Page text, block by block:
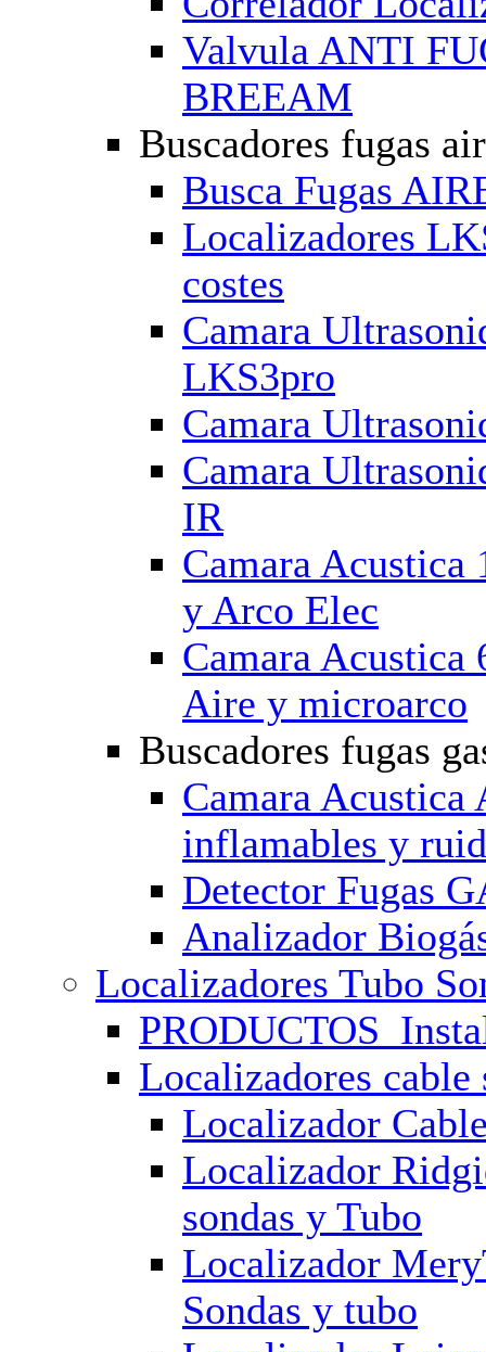
Valvula ANTI
BREEAM
Buscadores fugas
Busca Fugas
Localizadores
costes
Camara
LKS3pro
Camara
Camara
IR
Camara
y Arco Elec
Camara
Aire y microarco
Buscadores fugas
Camara Acustica
inflamables y
Detector Fugas
Analizador
Localizadores Tubo
Localizadores
Localizador
Localizador
sondas y Tubo
Localizador
Sondas y tubo